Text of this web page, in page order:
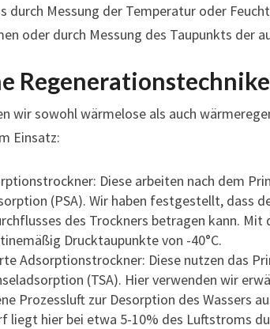
durch Messung der Temperatur oder
oder durch Messung des Taupunkts der
wir sowohl wärmelose als auch
Einsatz:
Diese arbeiten nach dem
(PSA). Wir haben festgestellt, dass
des Trockners betragen kann. Mit
Drucktaupunkte von -40°C.
Adsorptionstrockner: Diese nutzen das
(TSA). Hier verwenden wir
Prozessluft zur Desorption des Wassers
liegt hier bei etwa 5-10% des Luftstroms